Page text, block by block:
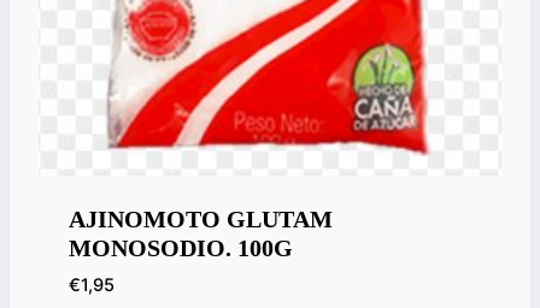
AJINOMOTO GLUTAM
MONOSODIO. 100G
€1,95